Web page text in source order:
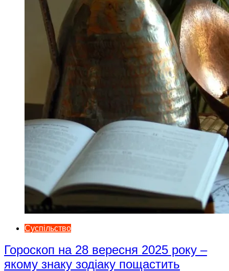
Суспільство
Гороскоп на 28 вересня 2025 року –
якому знаку зодіаку пощастить